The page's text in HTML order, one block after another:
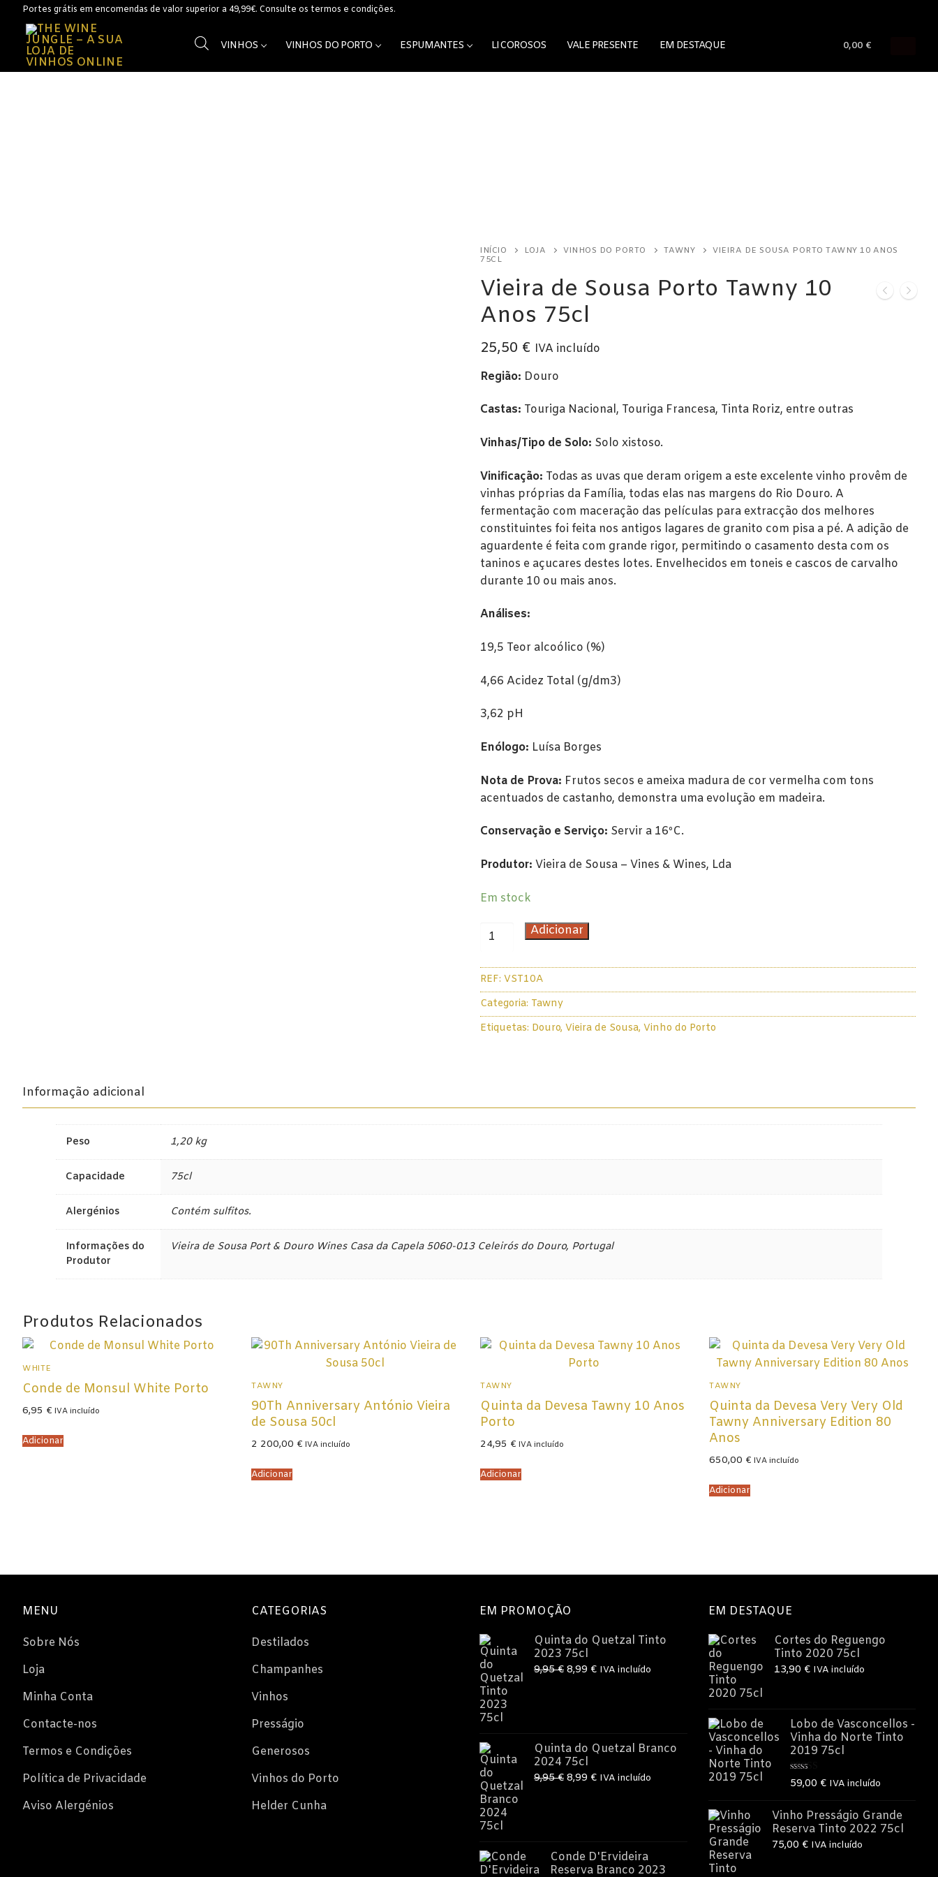
Saltar
conteúdo
Portes grátis em encomendas de valor superior a 49,99€. Consulte os termos e condições.
VINHOS VINHOS DO PORTO ESPUMANTES LICOROSOS VALE PRESENTE EM DESTAQUE 0,00 €
Champagne
Em Destaque
INÍCIO LOJA VINHOS DO PORTO TAWNY
VIEIRA DE SOUSA PORTO TAWNY 10 ANOS
75CL
Vieira de Sousa Porto Tawny 10
Anos 75cl
25,50 € IVA incluído
Região: Douro
Castas: Touriga Nacional, Touriga Francesa, Tinta Roriz, entre outras
Vinhas/Tipo de Solo: Solo xistoso.
Vinificação: Todas as uvas que deram origem a este excelente vinho provêm de
vinhas próprias da Família, todas elas nas margens do Rio Douro. A
fermentação com maceração das películas para extracção dos melhores
constituintes foi feita nos antigos lagares de granito com pisa a pé. A adição de
aguardente é feita com grande rigor, permitindo o casamento desta com os
taninos e açucares destes lotes. Envelhecidos em toneis e cascos de carvalho
durante 10 ou mais anos.
Análises:
19,5 Teor alcoólico (%)
4,66 Acidez Total (g/dm3)
3,62 pH
Enólogo: Luísa Borges
Nota de Prova: Frutos secos e ameixa madura de cor vermelha com tons
acentuados de castanho, demonstra uma evolução em madeira.
Conservação e Serviço: Servir a 16ºC.
Produtor: Vieira de Sousa – Vines & Wines, Lda
Em stock
Quantidade
Vieira
de
Sousa
Porto
Tawny
Adicionar
REF: VST10A
Categoria: Tawny
Etiquetas: Douro, Vieira de Sousa, Vinho do Porto
Informação adicional
Peso 1,20 kg
Capacidade 75cl
Alergénios Contém sulfitos.
Informações do
Produtor
Vieira de Sousa Port & Douro Wines Casa da Capela 5060-013 Celeirós do Douro, Portugal
Produtos Relacionados
WHITE
Conde de Monsul White Porto
6,95 € IVA incluído
Adicionar
TAWNY
90Th Anniversary António Vieira
de Sousa 50cl
2 200,00 € IVA incluído
Adicionar
TAWNY
Quinta da Devesa Tawny 10 Anos
Porto
24,95 € IVA incluído
Adicionar
TAWNY
Quinta da Devesa Very Very Old
Tawny Anniversary Edition 80
Anos
650,00 € IVA incluído
Adicionar
MENU
Sobre Nós
Loja
Minha Conta
Contacte-nos
Termos e Condições
Política de Privacidade
Aviso Alergénios
CATEGORIAS
Destilados
Champanhes
Vinhos
Presságio
Generosos
Vinhos do Porto
Helder Cunha
EM PROMOÇÃO
Quinta do Quetzal Tinto
2023 75cl
9,95€ O
8,99 €OIVA incluído
Quinta do Quetzal Branco
2024 75cl
9,95€ O
8,99 €OIVA incluído
Conde D'Ervideira
Reserva Branco 2023
EM DESTAQUE
Cortes do Reguengo
Tinto 2020 75cl
13,90 € IVA incluído
Lobo de Vasconcellos -
Vinha do Norte Tinto
2019 75cl
Avaliação
5.00de 5
59,00 € IVA incluído
Vinho Presságio Grande
Reserva Tinto 2022 75cl
75,00 € IVA incluído